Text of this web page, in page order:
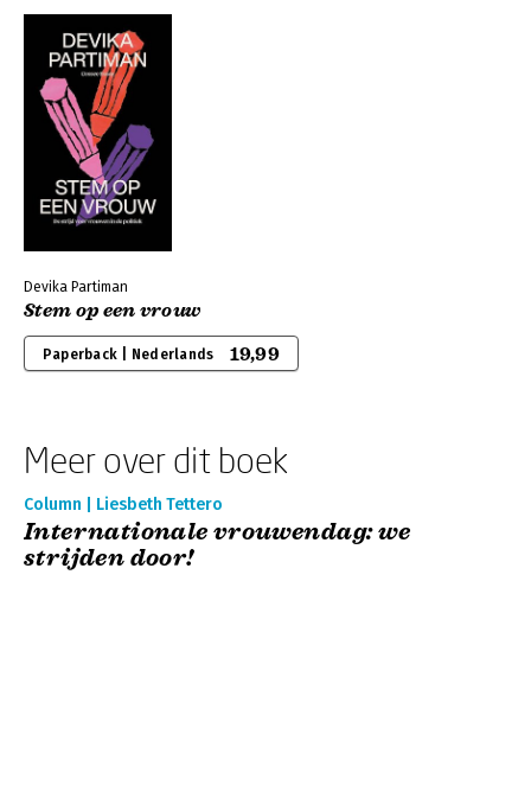
Devika Partiman
Stem op een vrouw
Paperback | Nederlands 19,99
Meer over dit boek
Column | Liesbeth Tettero
Internationale vrouwendag: we
strijden door!